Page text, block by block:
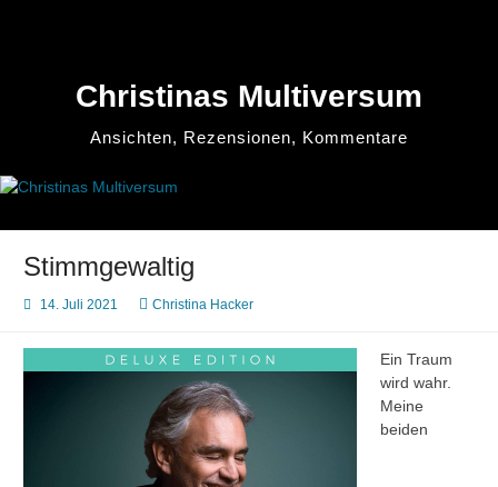
Christinas Multiversum
Ansichten, Rezensionen, Kommentare
Stimmgewaltig
14. Juli 2021 Christina Hacker
Ein Traum
wird wahr.
Meine
beiden